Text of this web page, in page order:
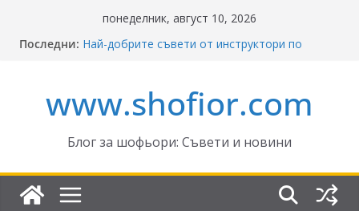
понеделник, август 10, 2026
Последни: Най-добрите съвети от инструктори по
пътищата на България – в сила от 2026
ВНИМАНИЕ: Франция криминализира
Отнемане на контролни точки – по колко и
Промени в Закона за пътищата 2025–2026:
Какво трябва да знаят шофьорите?
www.shofior.com
Блог за шофьори: Съвети и новини